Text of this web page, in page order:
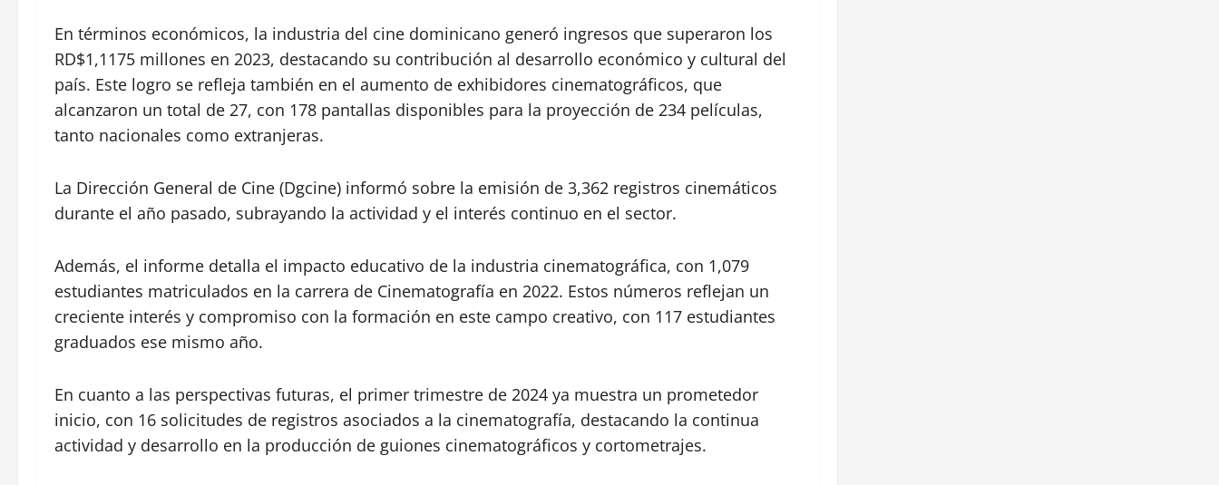
En términos económicos, la industria del cine dominicano generó ingresos que superaron los
RD$1,1175 millones en 2023, destacando su contribución al desarrollo económico y cultural del
país. Este logro se refleja también en el aumento de exhibidores cinematográficos, que
alcanzaron un total de 27, con 178 pantallas disponibles para la proyección de 234 películas,
tanto nacionales como extranjeras.
La Dirección General de Cine (Dgcine) informó sobre la emisión de 3,362 registros cinemáticos
durante el año pasado, subrayando la actividad y el interés continuo en el sector.
Además, el informe detalla el impacto educativo de la industria cinematográfica, con 1,079
estudiantes matriculados en la carrera de Cinematografía en 2022. Estos números reflejan un
creciente interés y compromiso con la formación en este campo creativo, con 117 estudiantes
graduados ese mismo año.
En cuanto a las perspectivas futuras, el primer trimestre de 2024 ya muestra un prometedor
inicio, con 16 solicitudes de registros asociados a la cinematografía, destacando la continua
actividad y desarrollo en la producción de guiones cinematográficos y cortometrajes.